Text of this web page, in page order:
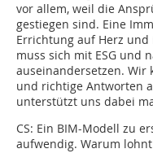
vor allem, weil die
gestiegen sind. Eine
Errichtung auf Herz
muss sich mit ESG und
auseinandersetzen. Wir
und richtige Antworten
unterstützt uns dabei
CS: Ein BIM-Modell zu
aufwendig. Warum